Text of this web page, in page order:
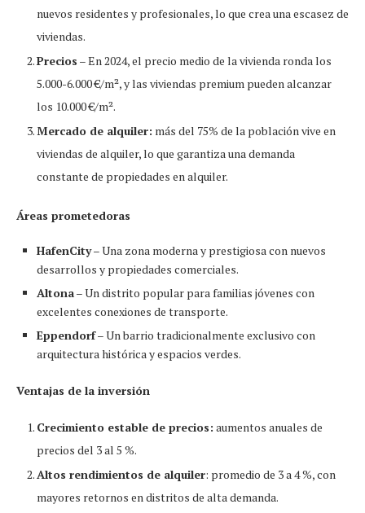
nuevos residentes y profesionales, lo que crea una escasez de
viviendas.
Precios – En 2024, el precio medio de la vivienda ronda los
5.000-6.000 €/m², y las viviendas premium pueden alcanzar
los 10.000 €/m².
Mercado de alquiler: más del 75% de la población vive en
viviendas de alquiler, lo que garantiza una demanda
constante de propiedades en alquiler.
Áreas prometedoras
HafenCity– Una zona moderna y prestigiosa con nuevos
desarrollos y propiedades comerciales.
Altona– Un distrito popular para familias jóvenes con
excelentes conexiones de transporte.
Eppendorf– Un barrio tradicionalmente exclusivo con
arquitectura histórica y espacios verdes.
Ventajas de la inversión
Crecimiento estable de precios: aumentos anuales de
precios del 3 al 5 %.
Altos rendimientos de alquiler: promedio de 3 a 4 %, con
mayores retornos en distritos de alta demanda.